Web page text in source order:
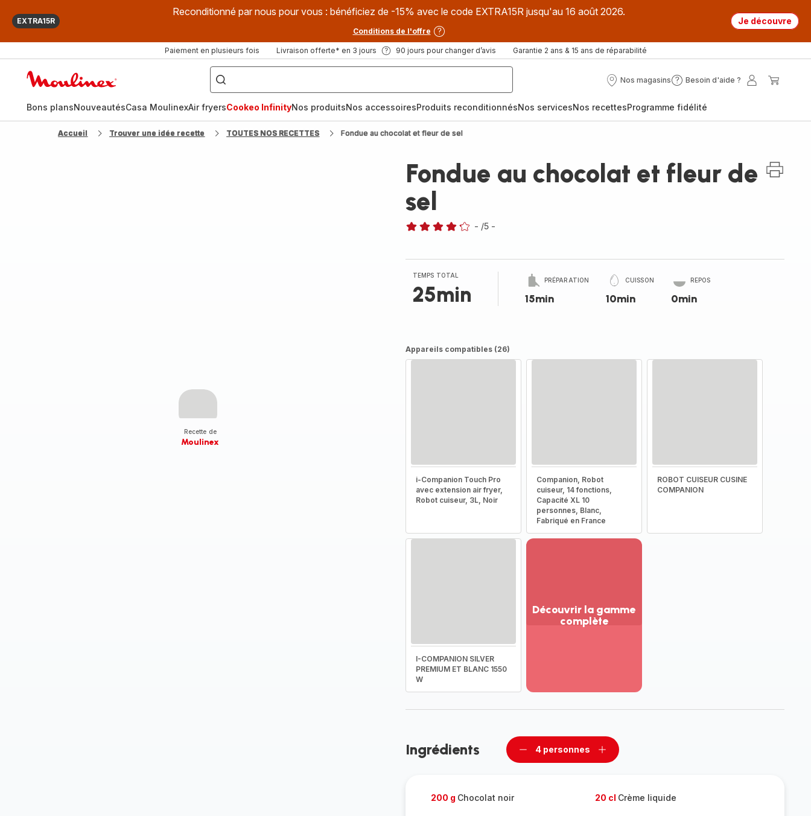
EXTRA15R
Reconditionné par nous pour vous : bénéficiez de -15% avec le code EXTRA15R jusqu'au 16 août 2026.
Conditions de l'offre
Je découvre
Paiement en plusieurs fois Livraison offerte* en 3 jours 90 jours pour changer d’avis Garantie 2 ans & 15 ans de réparabilité
["Que
recherchez-
vous
?",
fryer",
"Companion"]
Nos magasins
Nos
Besoin d'aide ?
Besoin
?
Mon
Bons plansNouveautésCasa MoulinexAir fryersCookeo InfinityNos produitsNos accessoiresProduits reconditionnésNos servicesNos recettesProgramme fidélité
Accueil Trouver une idée recette TOUTES NOS RECETTES Fondue au chocolat et fleur de sel
Recette de
Moulinex
Fondue au chocolat et fleur de
sel
- /5 -
TEMPS TOTAL
25min
PRÉPARATION
15min
CUISSON
10min
REPOS
0min
Appareils compatibles (26)
i-Companion Touch Pro
avec extension air fryer,
Robot cuiseur, 3L, Noir
Companion, Robot
cuiseur, 14 fonctions,
Capacité XL 10
personnes, Blanc,
Fabriqué en France
ROBOT CUISEUR CUSINE
COMPANION
I-COMPANION SILVER
PREMIUM ET BLANC 1550
W
Découvrir la gamme
complète
gamme
Ingrédients
Supprimer
4 personnes
Ajouter
200 g Chocolat noir 20 cl Crème liquide